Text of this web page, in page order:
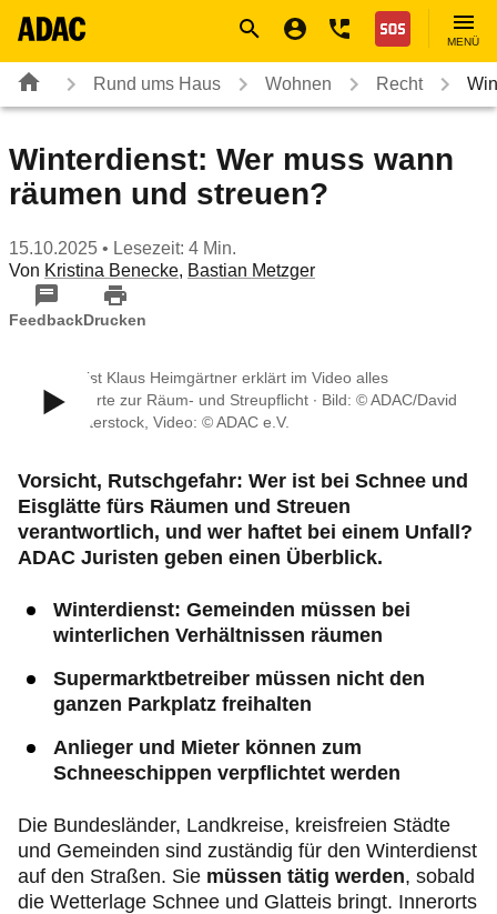
Nothilfe
MENÜ
Rund ums Haus Wohnen Recht
Winterdienst: Wer muss wann
räumen und streuen?
15.10.2025 • Lesezeit: 4 Min.
Von Kristina Benecke, Bastian Metzger
FeedbackDrucken
ADAC Jurist Klaus Heimgärtner erklärt im Video alles
Wissenswerte zur Räum- und Streupflicht ∙ Bild: © ADAC/David
Klein/Shutterstock, Video: © ADAC e.V.
Vorsicht, Rutschgefahr: Wer ist bei Schnee und
Eisglätte fürs Räumen und Streuen
verantwortlich, und wer haftet bei einem Unfall?
ADAC Juristen geben einen Überblick.
Winterdienst: Gemeinden müssen bei
winterlichen Verhältnissen räumen
Supermarktbetreiber müssen nicht den
ganzen Parkplatz freihalten
Anlieger und Mieter können zum
Schneeschippen verpflichtet werden
Die Bundesländer, Landkreise, kreisfreien Städte
und Gemeinden sind zuständig für den Winterdienst
auf den Straßen. Sie müssen tätig werden, sobald
die Wetterlage Schnee und Glatteis bringt. Innerorts